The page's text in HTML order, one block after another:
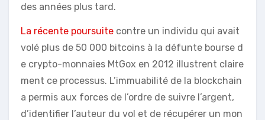
des années plus tard.
La récente poursuite contre un individu qui avait
volé plus de 50 000 bitcoins à la défunte bourse d
e crypto-monnaies MtGox en 2012 illustrent claire
ment ce processus. L’immuabilité de la blockchain
a permis aux forces de l’ordre de suivre l’argent,
d’identifier l’auteur du vol et de récupérer un mon